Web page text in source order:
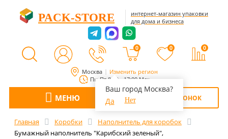
Москва Изменить регион
Ваш город Москва?
Да
Нет
Пн-Пт 8:00 - 17:00 Мск
PACK-STORE
интернет-магазин упаковки
для дома и бизнеса
0 0 0
МЕНЮ ОБРАТНЫЙ ЗВОНОК
Главная Коробки
Наполнитель для коробок
Бумажный наполнитель "Карибский зеленый",